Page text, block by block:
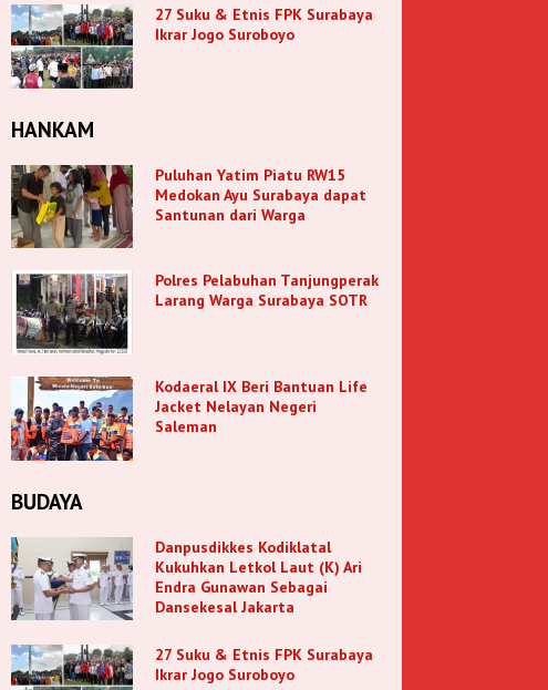
27 Suku & Etnis FPK Surabaya
Ikrar Jogo Suroboyo
HANKAM
Puluhan Yatim Piatu RW15
Medokan Ayu Surabaya dapat
Santunan dari Warga
Polres Pelabuhan Tanjungperak
Larang Warga Surabaya SOTR
Kodaeral IX Beri Bantuan Life
Jacket Nelayan Negeri
Saleman
BUDAYA
Danpusdikkes Kodiklatal
Kukuhkan Letkol Laut (K) Ari
Endra Gunawan Sebagai
Dansekesal Jakarta
27 Suku & Etnis FPK Surabaya
Ikrar Jogo Suroboyo